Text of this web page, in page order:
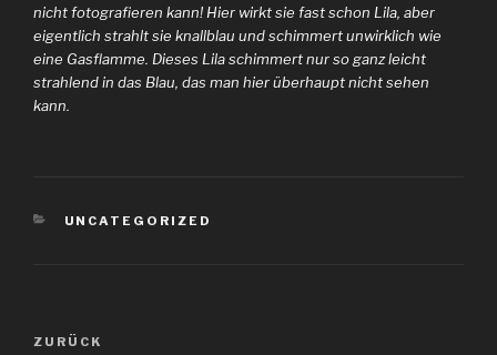
nicht fotografieren kann! Hier wirkt sie fast schon Lila, aber
eigentlich strahlt sie knallblau und schimmert unwirklich wie
eine Gasflamme. Dieses Lila schimmert nur so ganz leicht
strahlend in das Blau, das man hier überhaupt nicht sehen
kann.
KATEGORIEN
UNCATEGORIZED
Beitragsnavigation
Vorheriger
ZURÜCK